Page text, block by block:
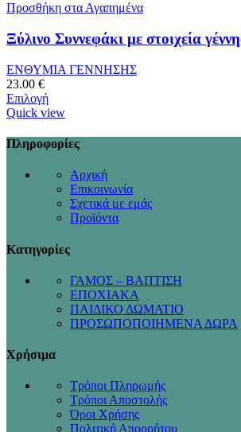
Προσθήκη στα Αγαπημένα
Ξύλινο Συννεφάκι με στοιχεία
ΕΝΘΥΜΙΑ ΓΕΝΝΗΣΗΣ
23.00 €
Επιλογή
Quick view
Πληροφορίες
Αρχική
Επικοινωνία
Σχετικά με εμάς
Προϊόντα
Κατηγορίες
ΓΑΜΟΣ – ΒΑΠΤΙΣΗ
ΕΠΟΧΙΑΚΑ
ΠΑΙΔΙΚΟ ΔΩΜΑΤΙΟ
ΠΡΟΣΩΠΟΠΟΙΗΜΕΝΑ ΔΩΡΑ
Χρήσιμα
Τρόποι Πληρωμής
Τρόποι Αποστολής
Όροι Χρήσης
Πολιτική Απορρήτου